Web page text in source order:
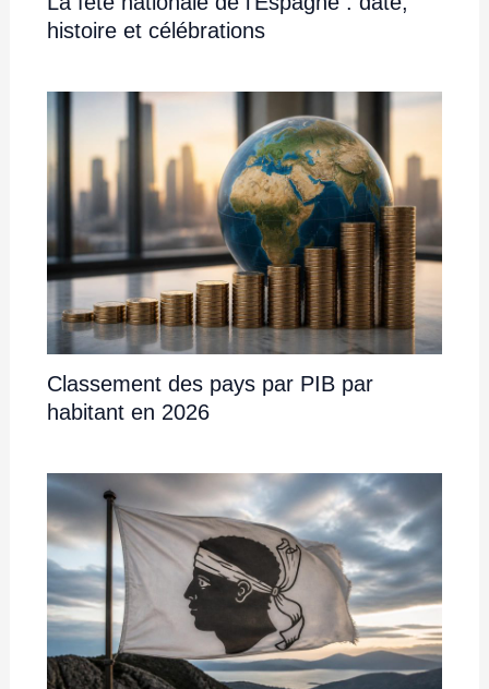
histoire et célébrations
Classement des pays par PIB par
habitant en 2026